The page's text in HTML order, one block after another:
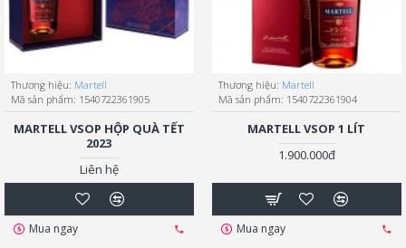
Thương hiệu: Martell
Mã sản phẩm: 1540722361905
MARTELL VSOP HỘP QUÀ TẾT
2023
Liên hệ
Mua ngay
Thương hiệu: Martell
Mã sản phẩm: 1540722361904
MARTELL VSOP 1 LÍT
1.900.000đ
Mua ngay